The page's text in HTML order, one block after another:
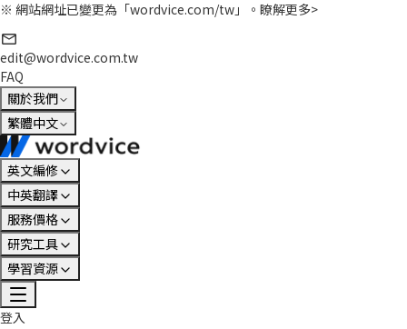
※ 網站網址已變更為「wordvice.com/tw」。 瞭解更多>
edit@wordvice.com.tw
FAQ
關於我們
繁體中文
英文編修
中英翻譯
服務價格
研究工具
學習資源
登入